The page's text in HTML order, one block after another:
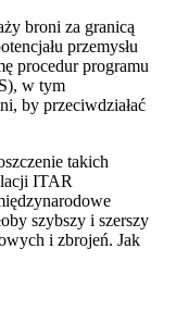
broni za granicą
przemysłu
procedur programu
w tym
by przeciwdziałać
takich
ITAR
szybszy i szerszy
i zbrojeń. Jak